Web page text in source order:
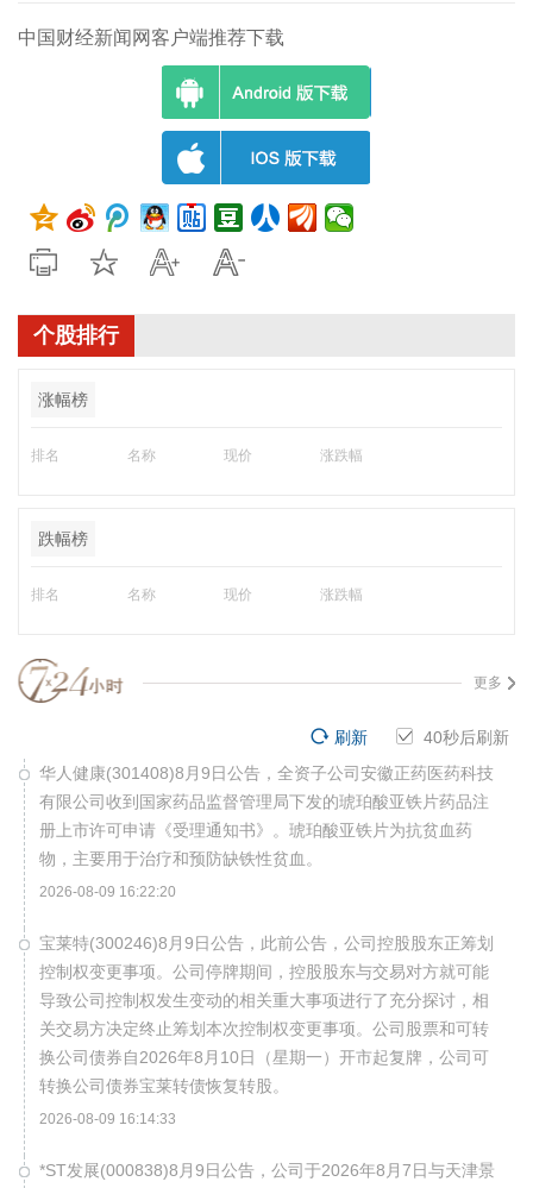
中国财经新闻网客户端推荐下载
个股排行
涨幅榜
排名 名称 现价 涨跌幅
跌幅榜
排名 名称 现价 涨跌幅
更多
40秒后刷新
刷新
华人健康(301408)8月9日公告，全资子公司安徽正药医药科技
有限公司收到国家药品监督管理局下发的琥珀酸亚铁片药品注
册上市许可申请《受理通知书》。琥珀酸亚铁片为抗贫血药
物，主要用于治疗和预防缺铁性贫血。
2026-08-09 16:22:20
宝莱特(300246)8月9日公告，此前公告，公司控股股东正筹划
控制权变更事项。公司停牌期间，控股股东与交易对方就可能
导致公司控制权发生变动的相关重大事项进行了充分探讨，相
关交易方决定终止筹划本次控制权变更事项。公司股票和可转
换公司债券自2026年8月10日（星期一）开市起复牌，公司可
转换公司债券宝莱转债恢复转股。
2026-08-09 16:14:33
*ST发展(000838)8月9日公告，公司于2026年8月7日与天津景